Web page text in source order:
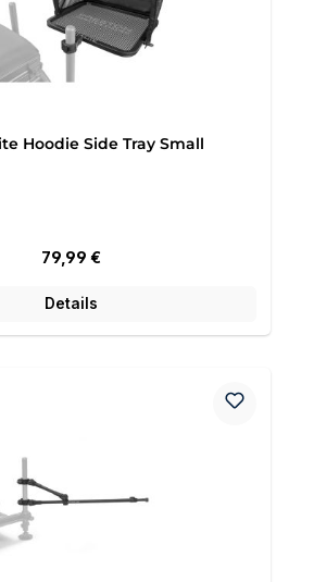
Hoodie Side Tray Small
Regulärer Preis:
79,99 €
Details